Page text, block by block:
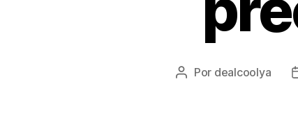
Autor
Por dealcoolya